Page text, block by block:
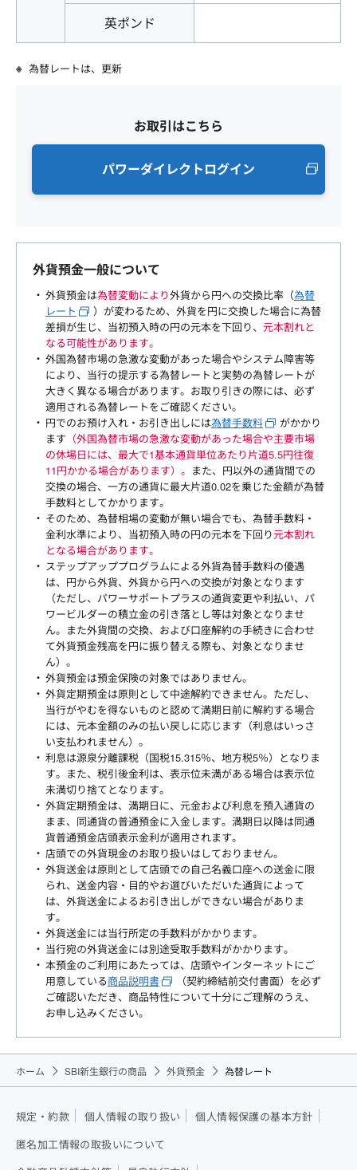
英ポンド
為替レートは、 更新
お取引はこちら
パワーダイレクトログイン
外貨預金一般について
外貨預金は為替変動により外貨から円への交換比率（為替
レート
）が変わるため、外貨を円に交換した場合に為替
差損が生じ、当初預入時の円の元本を下回り、 元本割れと
なる可能性があります。
外国為替市場の急激な変動があった場合やシステム障害等
により、当行の提示する為替レートと実勢の為替レートが
大きく異なる場合があります。お取り引きの際には、必ず
適用される為替レートをご確認ください。
円でのお預け入れ・お引き出しには為替手数料
がかかり
ます （外国為替市場の急激な変動があった場合や主要市場
の休場日には、最大で1基本通貨単位あたり片道5.5円往復
11円かかる場合があります）。 また、円以外の通貨間での
交換の場合、一方の通貨に最大片道0.02を乗じた金額が為替
手数料としてかかります。
そのため、為替相場の変動が無い場合でも、為替手数料・
金利水準により、当初預入時の円の元本を下回り元本割れ
となる場合があります。
ステップアッププログラムによる外貨為替手数料の優遇
は、円から外貨、外貨から円への交換が対象となります
（ただし、パワーサポートプラスの通貨変更や利払い、パ
ワービルダーの積立金の引き落とし等は対象となりませ
ん。また外貨間の交換、および口座解約の手続きに合わせ
て外貨預金残高を円に振り替える際も、対象となりませ
ん）。
外貨預金は預金保険の対象ではありません。
外貨定期預金は原則として中途解約できません。ただし、
当行がやむを得ないものと認めて満期日前に解約する場合
には、元本金額のみの払い戻しに応じます（利息はいっさ
い支払われません）。
利息は源泉分離課税（国税15.315％、地方税5％）となりま
す。また、税引後金利は、表示位未満がある場合は表示位
未満切り捨てとなります。
外貨定期預金は、満期日に、元金および利息を預入通貨の
まま、同通貨の普通預金に入金します。満期日以降は同通
貨普通預金店頭表示金利が適用されます。
店頭での外貨現金のお取り扱いはしておりません。
外貨送金は原則として店頭での自己名義口座への送金に限
られ、送金内容・目的やお選びいただいた通貨によって
は、外貨送金によるお引き出しができない場合がありま
す。
外貨送金には当行所定の手数料がかかります。
当行宛の外貨送金には別途受取手数料がかかります。
本預金のご利用にあたっては、店頭やインターネットにご
用意している商品説明書
（契約締結前交付書面）を必ず
ご確認いただき、商品特性について十分にご理解のうえ、
お申し込みください。
ホーム SBI新生銀行の商品 外貨預金 為替レート
規定・約款 個人情報の取り扱い 個人情報保護の基本方針
匿名加工情報の取扱いについて